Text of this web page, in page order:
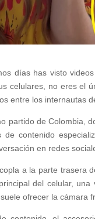
días has visto
celulares, no eres el
entre los internautas
partido de Colombia,
contenido
en redes
a la parte trasera
del celular,
ofrecer la cámara